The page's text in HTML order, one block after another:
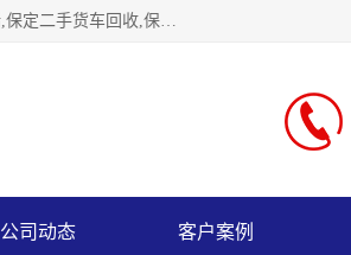
保定辉领再生资源回收有限公司主要经营保定旧车回收，保定报废汽车回收，保定报废汽车回收公司电话,保定二手货车回收,保定黄标车回收, 保定黄标车回收，保定哪里收报废车，保定废旧汽车回收，保定汽车报废手续办理，保定汽车解体厂。将通过采取区域限行促进淘汰、经济补助激励新、加大上路*法处罚、加强达标排放监管等综合措施，对老旧机动车逐步实行末位淘汰，加快老旧机动车淘汰新
公司动态 客户案例